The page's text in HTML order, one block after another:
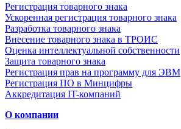
Регистрация товарного знака
Ускоренная регистрация товарного знака
Разработка товарного знака
Внесение товарного знака в ТРОИС
Оценка интеллектуальной собственности
Защита товарного знака
Регистрация прав на программу для ЭВМ
Регистрация ПО в Минцифры
Аккредитация IT-компаний
О компании